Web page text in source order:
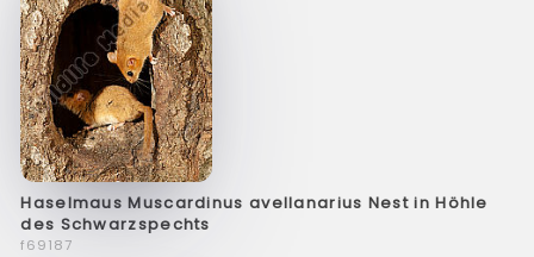
Haselmaus Muscardinus avellanarius Nest in Höhle
des Schwarzspechts
f69187